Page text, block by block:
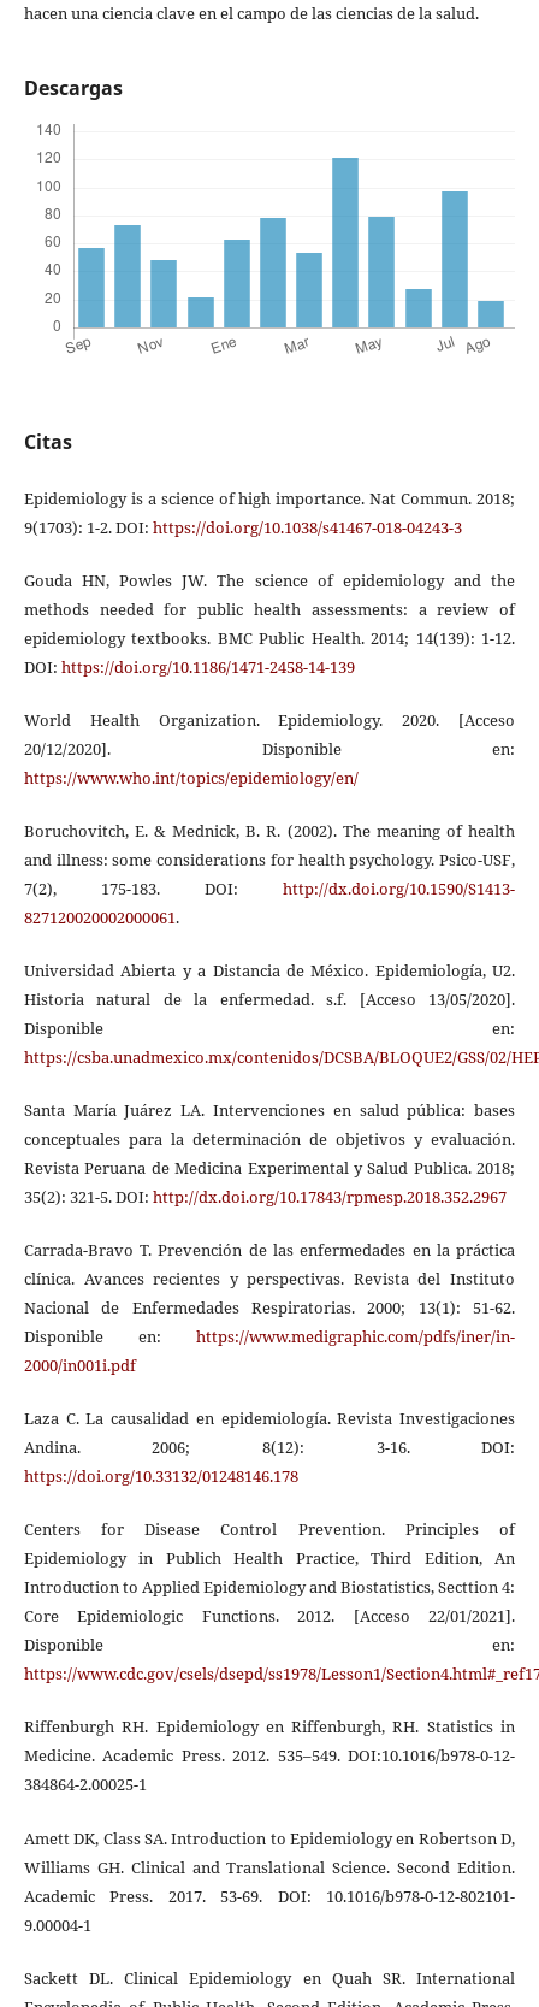
hacen una ciencia clave en el campo de las ciencias de la salud.
Descargas
Citas
Epidemiology is a science of high importance. Nat Commun. 2018;
9(1703): 1-2. DOI: https://doi.org/10.1038/s41467-018-04243-3
Gouda HN, Powles JW. The science of epidemiology and the
methods needed for public health assessments: a review of
epidemiology textbooks. BMC Public Health. 2014; 14(139): 1-12.
DOI: https://doi.org/10.1186/1471-2458-14-139
World Health Organization. Epidemiology. 2020. [Acceso
20/12/2020]. Disponible en:
https://www.who.int/topics/epidemiology/en/
Boruchovitch, E. & Mednick, B. R. (2002). The meaning of health
and illness: some considerations for health psychology. Psico-USF,
7(2), 175-183. DOI:http://dx.doi.org/10.1590/S1413-
827120020002000061.
Universidad Abierta y a Distancia de México. Epidemiología, U2.
Historia natural de la enfermedad. s.f. [Acceso 13/05/2020].
Disponible en:
https://csba.unadmexico.mx/contenidos/DCSBA/BLOQUE2/GSS/02/
Santa María Juárez LA. Intervenciones en salud pública: bases
conceptuales para la determinación de objetivos y evaluación.
Revista Peruana de Medicina Experimental y Salud Publica. 2018;
35(2): 321-5. DOI: http://dx.doi.org/10.17843/rpmesp.2018.352.2967
Carrada-Bravo T. Prevención de las enfermedades en la práctica
clínica. Avances recientes y perspectivas. Revista del Instituto
Nacional de Enfermedades Respiratorias. 2000; 13(1): 51-62.
Disponible en:https://www.medigraphic.com/pdfs/iner/in-
2000/in001i.pdf
Laza C. La causalidad en epidemiología. Revista Investigaciones
Andina. 2006; 8(12): 3-16. DOI:
https://doi.org/10.33132/01248146.178
Centers for Disease Control Prevention. Principles of
Epidemiology in Publich Health Practice, Third Edition, An
Introduction to Applied Epidemiology and Biostatistics, Secttion 4:
Core Epidemiologic Functions. 2012. [Acceso 22/01/2021].
Disponible en:
https://www.cdc.gov/csels/dsepd/ss1978/Lesson1/
Riffenburgh RH. Epidemiology en Riffenburgh, RH. Statistics in
Medicine. Academic Press. 2012. 535–549. DOI:10.1016/b978-0-12-
384864-2.00025-1
Amett DK, Class SA. Introduction to Epidemiology en Robertson D,
Williams GH. Clinical and Translational Science. Second Edition.
Academic Press. 2017. 53-69. DOI: 10.1016/b978-0-12-802101-
9.00004-1
Sackett DL. Clinical Epidemiology en Quah SR. International